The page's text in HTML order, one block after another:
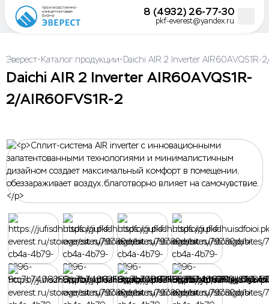
8 (4932) 26-77-30
pkf-everest@yandex.ru
Эверест-Каталог продукции-Daichi AIR 2 Inverter AIR60AVQS1R-
Daichi AIR 2 Inverter AIR60AVQS1R-
2/AIR60FVS1R-2